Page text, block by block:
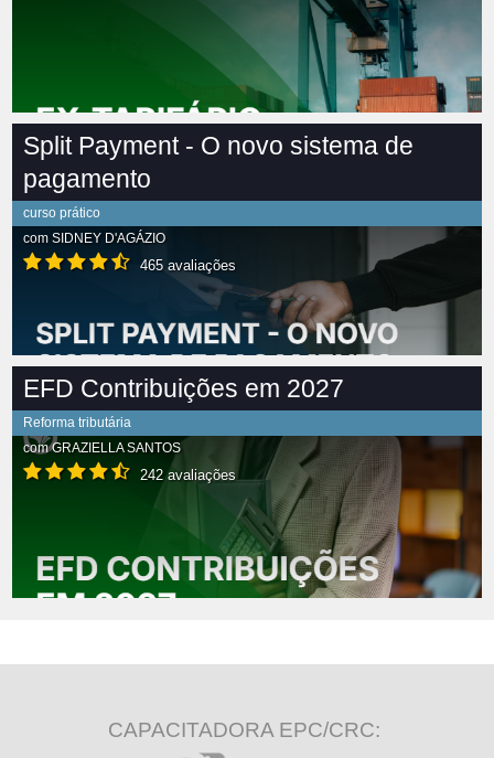
Split Payment - O novo sistema de
pagamento
curso prático
com SIDNEY D'AGÁZIO
465 avaliações
EFD Contribuições em 2027
Reforma tributária
comGRAZIELLA SANTOS
242 avaliações
CAPACITADORA EPC/CRC: